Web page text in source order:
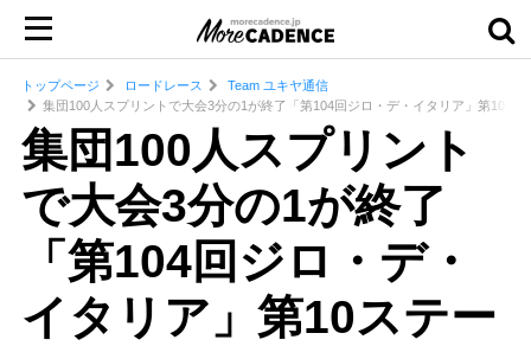
トップページ ロードレース
Team ユキヤ通信
集団100人スプリントで大会3分の1が終了「第104回ジロ・デ・イタリア」第10ス
集団100人スプリント
で大会3分の1が終了
「第104回ジロ・デ・
イタリア」第10ステー